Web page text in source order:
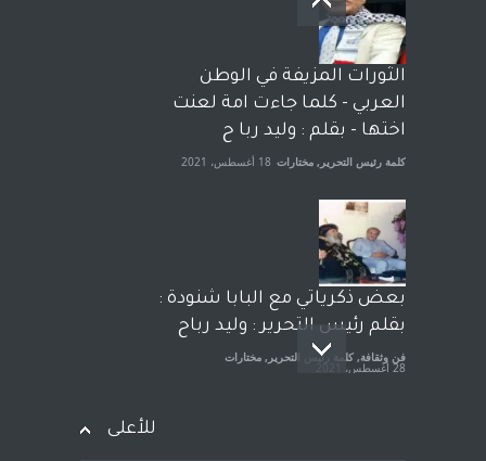
وترافع فيها بنفسه مرة اخرى..
الشيخ طارق يوسف يقهر
الحكومة الأمريكية ، فأعطوه
الجنسية عن يد وهم صاغرون،
آراء حرة مختارات 7 أبريل، 2023
الثورات المزيفة في الوطن
العربي - كلما جاءت امة لعنت
اختها - بقلم : وليد ربا ح
كلمة رئيس التحرير , مختارات 18 أغسطس، 2021
بعض ذكرياتي مع البابا شنودة :
بقلم رئيس التحرير : وليد رباح
فن وثقافة, كلمة رئيس التحرير , مختارات
28 أغسطس، 2021
للأعلى